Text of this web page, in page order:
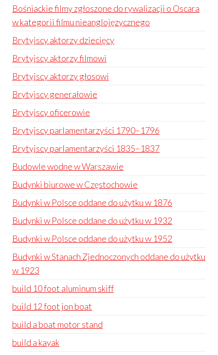
Bośniackie filmy zgłoszone do rywalizacji o Oscara
w kategorii filmu nieanglojęzycznego
Brytyjscy aktorzy dziecięcy
Brytyjscy aktorzy filmowi
Brytyjscy aktorzy głosowi
Brytyjscy generałowie
Brytyjscy oficerowie
Brytyjscy parlamentarzyści 1790–1796
Brytyjscy parlamentarzyści 1835–1837
Budowle wodne w Warszawie
Budynki biurowe w Częstochowie
Budynki w Polsce oddane do użytku w 1876
Budynki w Polsce oddane do użytku w 1932
Budynki w Polsce oddane do użytku w 1952
Budynki w Stanach Zjednoczonych oddane do użytku
w 1923
build 10 foot aluminum skiff
build 12 foot jon boat
build a boat motor stand
build a kayak